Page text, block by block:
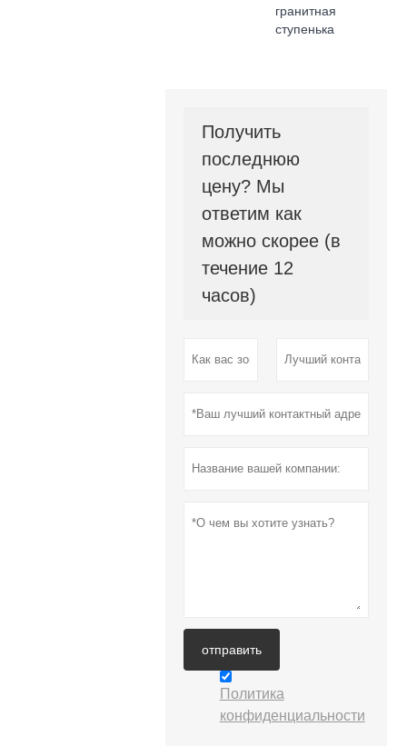
гранитная
ступенька
Получить
последнюю
цену? Мы
ответим как
можно скорее (в
течение 12
часов)
отправить
Политика
конфиденциальности